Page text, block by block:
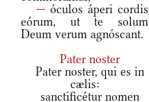
—óculos áperi cordis
eórum, ut te solum
Deum verum agnóscant.
Pater noster
Pater noster, qui es in
cælis:
sanctificétur nomen